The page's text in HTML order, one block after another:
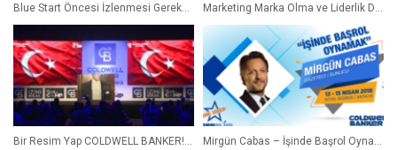
Blue Start Öncesi İzlenmesi Gereken Online Eğitim Marketing Marka Olma ve Liderlik Dr. Gökhan Taş Coldwell Banker®